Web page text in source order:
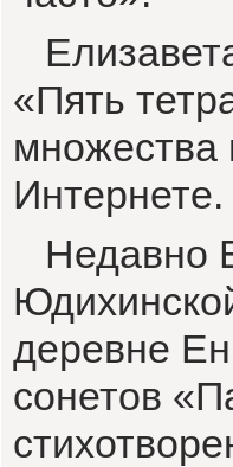
«Пять
множества
Интернете.
Недавно
деревне
сонетов